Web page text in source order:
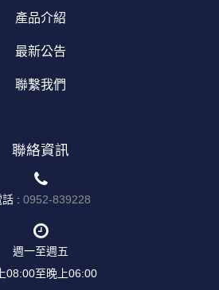
產品介紹
最新公告
聯繫我們
聯絡資訊
話 : 0952-839228
週一至週五
08:00至晚上06:00